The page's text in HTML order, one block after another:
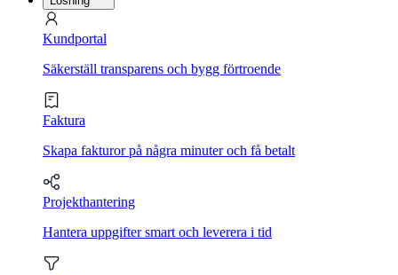
Kundportal
Säkerställ transparens och bygg förtroende
Faktura
Skapa fakturor på några minuter och få betalt
Projekthantering
Hantera uppgifter smart och leverera i tid